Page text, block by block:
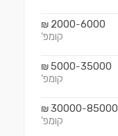
2000-6000
₪
קומפ'
5000-35000
₪
קומפ'
30000-85000
₪
קומפ'